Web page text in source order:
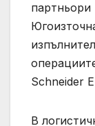
партньори
Schneider
В